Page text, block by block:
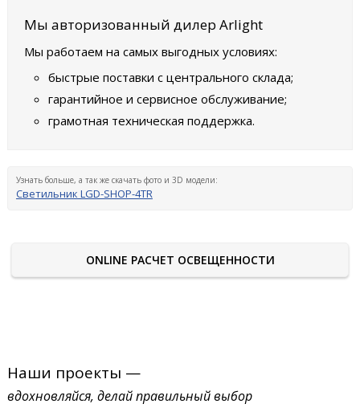
Мы авторизованный дилер Arlight
Мы работаем на самых выгодных условиях:
быстрые поставки с центрального склада;
гарантийное и сервисное обслуживание;
грамотная техническая поддержка.
Узнать больше, а так же скачать фото и 3D модели:
Светильник LGD-SHOP-4TR
ONLINE РАСЧЕТ ОСВЕЩЕННОСТИ
Наши проекты —
вдохновляйся, делай правильный выбор